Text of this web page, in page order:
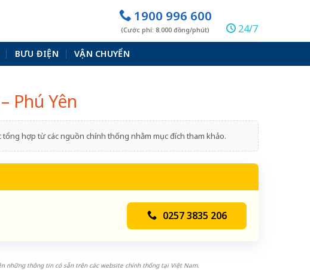
1900 996 600
(Cước phí: 8.000 đồng/phút) 24/7
BƯU ĐIỆN VẬN CHUYỂN
Phú Yên
hợp từ các nguồn chính thống nhằm mục đích tham khảo.
0257 3835 206
những thông tin có sẵn trên các website chính thống tại Việt Nam.